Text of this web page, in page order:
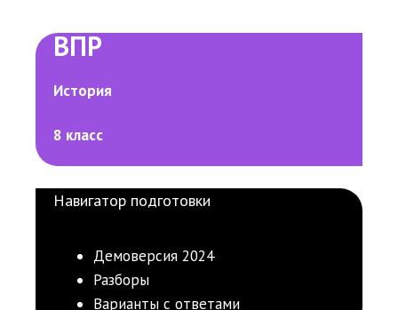
ВПР
История
8 класс
Навигатор подготовки
Демоверсия 2024
Разборы
Варианты с ответами